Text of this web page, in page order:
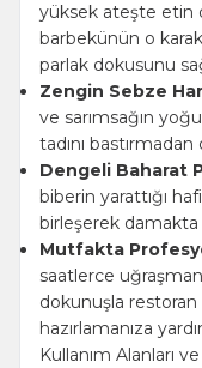
yüksek ateşte etin
barbekünün o
parlak dokusunu
Zengin Sebze
ve sarımsağın
tadını
Dengeli Baharat
biberin yarattığı
birleşerek damakta
Mutfakta
saatlerce
dokunuşla
hazırlamanıza
Kullanım Alanları